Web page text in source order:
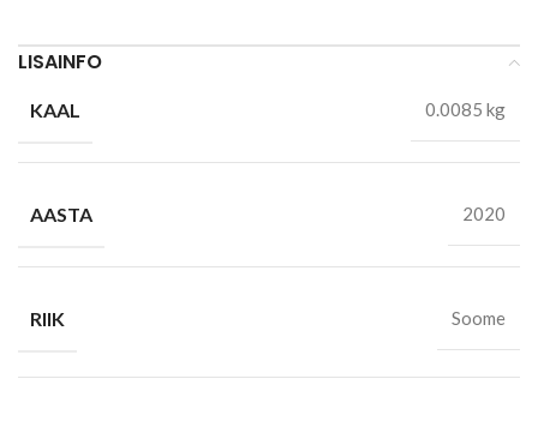
LISAINFO
KAAL 0.0085 kg
AASTA 2020
RIIK Soome